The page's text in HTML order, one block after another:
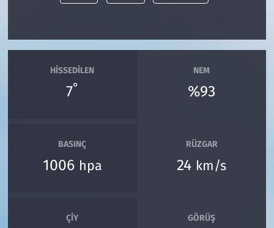
HISSEDILEN
7°
NEM
%93
BASINÇ
1006 hpa
RÜZGAR
24 km/s
ÇIY GÖRÜŞ